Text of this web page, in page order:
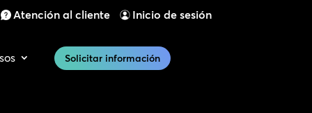
Atención al cliente Inicio de sesión
Solicitar información